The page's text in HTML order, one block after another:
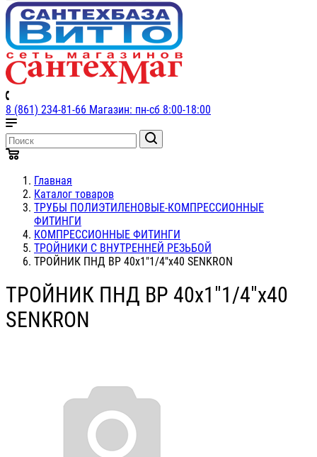
8 (861) 234-81-66 Магазин: пн-сб 8:00-18:00
Главная
Каталог товаров
ТРУБЫ ПОЛИЭТИЛЕНОВЫЕ-КОМПРЕССИОННЫЕ
ФИТИНГИ
КОМПРЕССИОННЫЕ ФИТИНГИ
ТРОЙНИКИ С ВНУТРЕННЕЙ РЕЗЬБОЙ
ТРОЙНИК ПНД ВР 40х1"1/4"х40 SENKRON
ТРОЙНИК ПНД ВР 40х1"1/4"х40
SENKRON